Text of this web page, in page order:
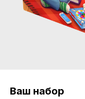
Ваш набор